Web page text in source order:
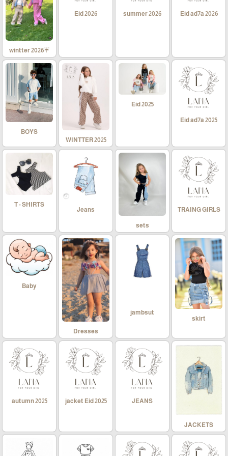
Eid ad7a 2026
summer 2026
Eid 2026
☔wintter 2026
Eid ad7a 2025
Eid 2025
WINTTER 2025
BOYS
TRAING GIRLS
sets
Jeans
T - SHIRTS
skirt
jambsut
Dresses
Baby
JACKETS
JEANS
jacket Eid 2025
autumn 2025